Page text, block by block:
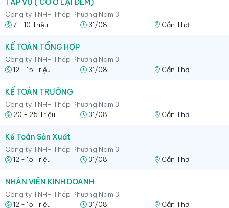
Công ty TNHH Thép Phương Nam 3
7 - 10 Triệu
31/08 Cần Thơ
KẾ TOÁN TỔNG HỢP
Công ty TNHH Thép Phương Nam 3
12 - 15 Triệu
31/08 Cần Thơ
KẾ TOÁN TRƯỞNG
Công ty TNHH Thép Phương Nam 3
20 - 25 Triệu
31/08 Cần Thơ
Kế Toán Sản Xuất
Công ty TNHH Thép Phương Nam 3
12 - 15 Triệu
31/08 Cần Thơ
NHÂN VIÊN KINH DOANH
Công ty TNHH Thép Phương Nam 3
12 - 15 Triệu
31/08 Cần Thơ